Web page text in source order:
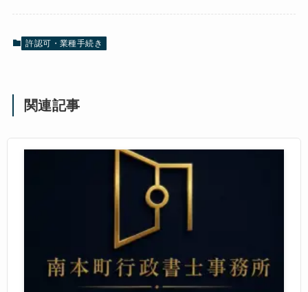
許認可・業種手続き
関連記事